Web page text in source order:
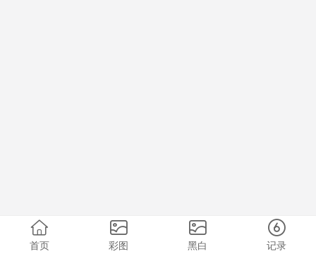
首页 彩图 黑白 记录